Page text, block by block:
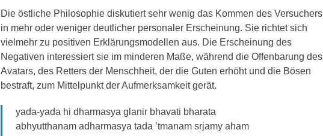
Die östliche Philosophie diskutiert sehr wenig das Kommen des Versuchers
in mehr oder weniger deutlicher personaler Erscheinung. Sie richtet sich
vielmehr zu positiven Erklärungsmodellen aus. Die Erscheinung des
Negativen interessiert sie im minderen Maße, während die Offenbarung des
Avatars, des Retters der Menschheit, der die Guten erhöht und die Bösen
bestraft, zum Mittelpunkt der Aufmerksamkeit gerät.
yada-yada hi dharmasya glanir bhavati bharata
abhyutthanam adharmasya tada ’tmanam srjamy aham